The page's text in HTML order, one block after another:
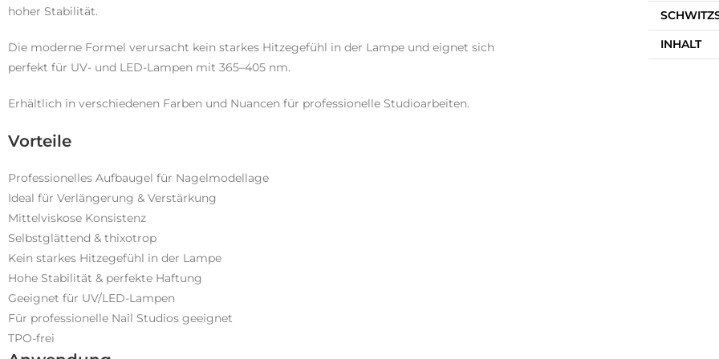
hoher Stabilität.
Die moderne Formel verursacht kein starkes Hitzegefühl in der Lampe und eignet sich
perfekt für UV- und LED-Lampen mit 365–405 nm.
Erhältlich in verschiedenen Farben und Nuancen für professionelle Studioarbeiten.
Vorteile
Professionelles Aufbaugel für Nagelmodellage
Ideal für Verlängerung & Verstärkung
Mittelviskose Konsistenz
Selbstglättend & thixotrop
Kein starkes Hitzegefühl in der Lampe
Hohe Stabilität & perfekte Haftung
Geeignet für UV/LED-Lampen
Für professionelle Nail Studios geeignet
TPO-frei
INHALT